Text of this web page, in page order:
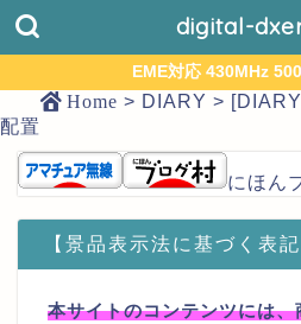
digital-
EME対応 430MHz
Home > DIARY >
配置
にほん
【景品表示法に基づく表記
本サイトのコンテンツには